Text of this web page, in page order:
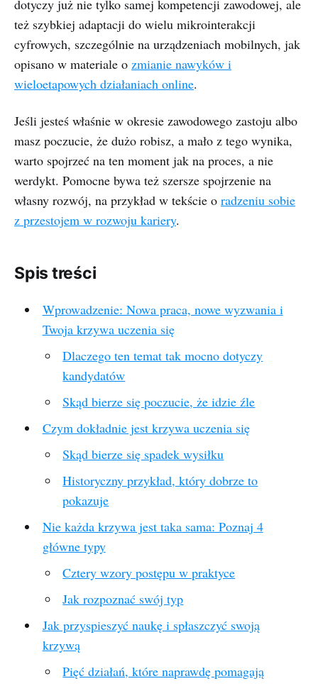
dotyczy już nie tylko samej kompetencji zawodowej, ale
też szybkiej adaptacji do wielu mikrointerakcji
cyfrowych, szczególnie na urządzeniach mobilnych, jak
opisano w materiale o zmianie nawyków i
wieloetapowych działaniach online.
Jeśli jesteś właśnie w okresie zawodowego zastoju albo
masz poczucie, że dużo robisz, a mało z tego wynika,
warto spojrzeć na ten moment jak na proces, a nie
werdykt. Pomocne bywa też szersze spojrzenie na
własny rozwój, na przykład w tekście o radzeniu sobie
z przestojem w rozwoju kariery.
Spis treści
Wprowadzenie: Nowa praca, nowe wyzwania i
Twoja krzywa uczenia się
Dlaczego ten temat tak mocno dotyczy
kandydatów
Skąd bierze się poczucie, że idzie źle
Czym dokładnie jest krzywa uczenia się
Skąd bierze się spadek wysiłku
Historyczny przykład, który dobrze to
pokazuje
Nie każda krzywa jest taka sama: Poznaj 4
główne typy
Cztery wzory postępu w praktyce
Jak rozpoznać swój typ
Jak przyspieszyć naukę i spłaszczyć swoją
krzywą
Pięć działań, które naprawdę pomagają